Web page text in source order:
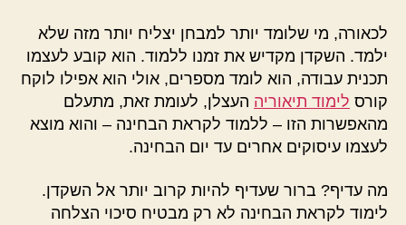
לכאורה, מי שלומד יותר למבחן יצליח יותר מזה שלא
ילמד. השקדן מקדיש את זמנו ללמוד. הוא קובע לעצמו
תכנית עבודה, הוא לומד מספרים, אולי הוא אפילו לוקח
קורס לימוד תיאוריה העצלן, לעומת זאת, מתעלם
מהאפשרות הזו – ללמוד לקראת הבחינה – והוא מוצא
לעצמו עיסוקים אחרים עד יום הבחינה.
מה עדיף? ברור שעדיף להיות קרוב יותר אל השקדן.
לימוד לקראת הבחינה לא רק מבטיח סיכוי הצלחה